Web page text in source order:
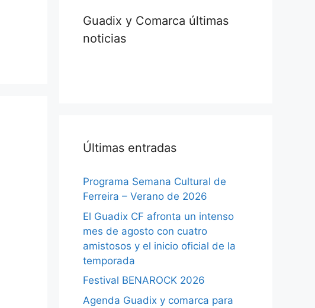
Guadix y Comarca últimas
noticias
Últimas entradas
Programa Semana Cultural de
Ferreira – Verano de 2026
El Guadix CF afronta un intenso
mes de agosto con cuatro
amistosos y el inicio oficial de la
temporada
Festival BENAROCK 2026
Agenda Guadix y comarca para